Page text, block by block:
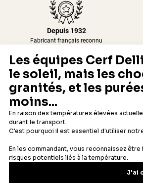
Depuis 1932
Fabricant français reconnu
Newsletter
Recevez les recettes, astuces et offres